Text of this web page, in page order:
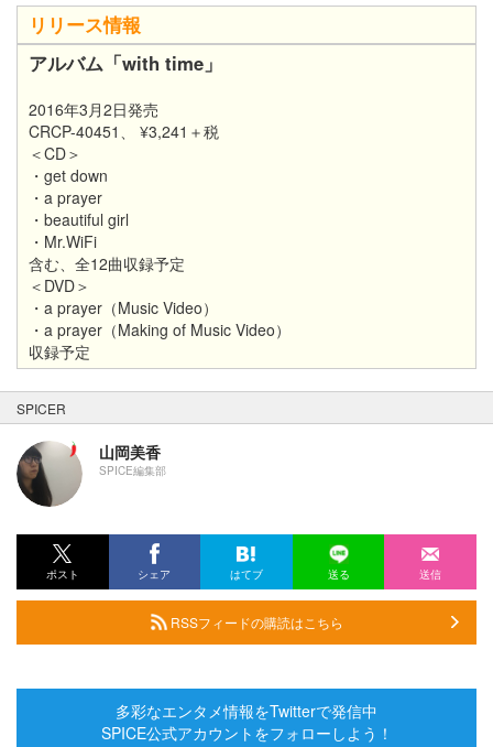
リリース情報
アルバム「with time」
2016年3月2日発売
CRCP-40451、 ¥3,241＋税
＜CD＞
・get down
・a prayer
・beautiful girl
・Mr.WiFi
含む、全12曲収録予定
＜DVD＞
・a prayer（Music Video）
・a prayer（Making of Music Video）
収録予定
SPICER
山岡美香
SPICE編集部
ポスト シェア はてブ 送る 送信
RSSフィードの購読はこちら
多彩なエンタメ情報をTwitterで発信中
SPICE公式アカウントをフォローしよう！